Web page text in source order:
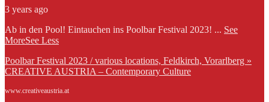
3 years ago
Ab in den Pool! Eintauchen ins Poolbar Festival 2023! ... See
MoreSee Less
Poolbar Festival 2023 / various locations, Feldkirch, Vorarlberg »
CREATIVE AUSTRIA – Contemporary Culture
www.creativeaustria.at